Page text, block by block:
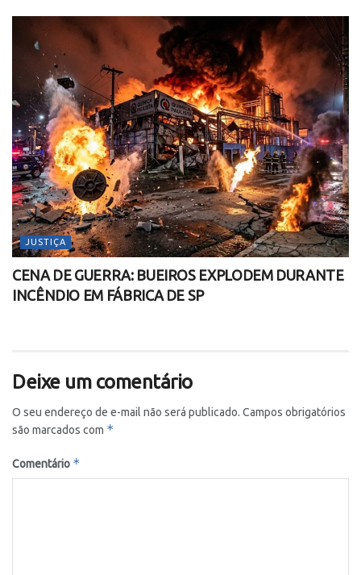
JUSTIÇA
CENA DE GUERRA: BUEIROS EXPLODEM DURANTE
INCÊNDIO EM FÁBRICA DE SP
Deixe um comentário
O seu endereço de e-mail não será publicado. Campos obrigatórios
são marcados com *
Comentário *